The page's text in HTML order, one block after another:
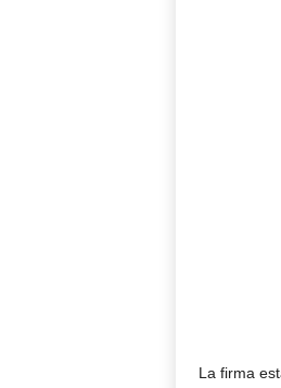
La firma